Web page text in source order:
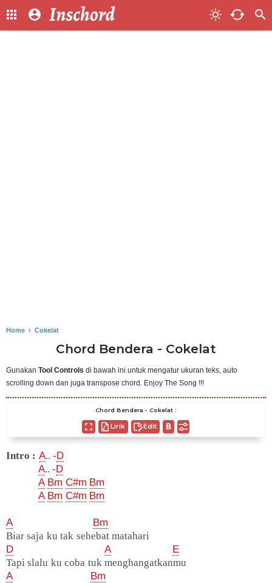
Home › Cokelat
Chord Bendera - Cokelat
Gunakan Tool Controls di bawah ini untuk mengatur ukuran teks, auto
scrolling down dan juga transpose chord. Enjoy The Song !!!
Chord Bendera - Cokelat :
Lirik Edit
Intro : A.. -D
A.. -D
A Bm C#m Bm
A Bm C#m Bm
A
Bm
Biar saja ku tak sehebat matahari
D
A
E
Tapi slalu ku coba tuk menghangatkanmu
A
Bm